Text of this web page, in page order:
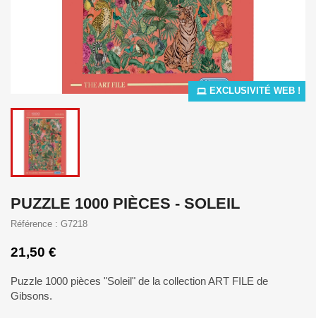
EXCLUSIVITÉ WEB !
PUZZLE 1000 PIÈCES - SOLEIL
Référence : G7218
21,50 €
Puzzle 1000 pièces "Soleil" de la collection ART FILE de
Gibsons.